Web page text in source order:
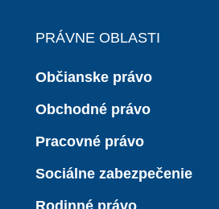
PRÁVNE OBLASTI
Občianske právo
Obchodné právo
Pracovné právo
Sociálne zabezpečenie